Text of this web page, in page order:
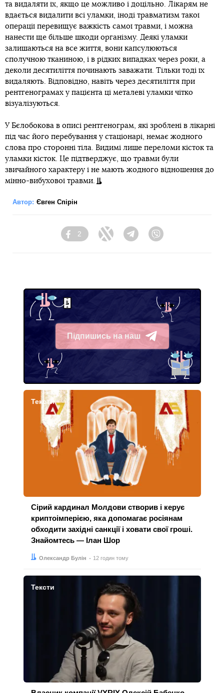
та видаляти їх, якщо це можливо і доцільно. Лікарям не
вдається видалити всі уламки, іноді травматизм такої
операції перевищує важкість самої травми, і можна
нанести ще більше шкоди організму. Деякі уламки
залишаються на все життя, вони капсулюються
сполучною тканиною, і в рідких випадках через роки, а
деколи десятиліття починають заважати. Тільки тоді їх
видаляють. Відповідно, навіть через десятиліття при
рентгенограмах у пацієнта ці металеві уламки чітко
візуалізуються.
У Бєлобокова в описі рентгенограм, які зроблені в лікарні
під час його перебування у стаціонарі, немає жодного
слова про сторонні тіла. Видимі лише переломи кісток та
уламки кісток. Це підтверджує, що травми були
звичайного характеру і не мають жодного відношення до
мінно-вибухової травми.
Автор: Євген Спірін
Facebook
2
Twitter Telegram
Підпишись на наш
Telegram
Тексти
Сірий кардинал Молдови створив і керує
криптоімперією, яка допомагає росіянам
обходити західні санкції і ховати свої гроші.
Знайомтесь — Ілан Шор
Автор:
Олександр Булін
Дата: 12 годин тому
Тексти